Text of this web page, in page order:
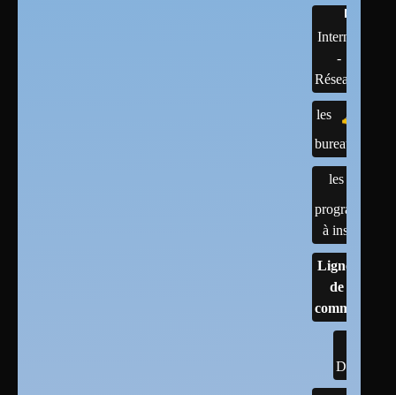
Internet
-
Réseaux
les
bureaux
les
programmes
à installer
Lignes
de
commandes
DOCs